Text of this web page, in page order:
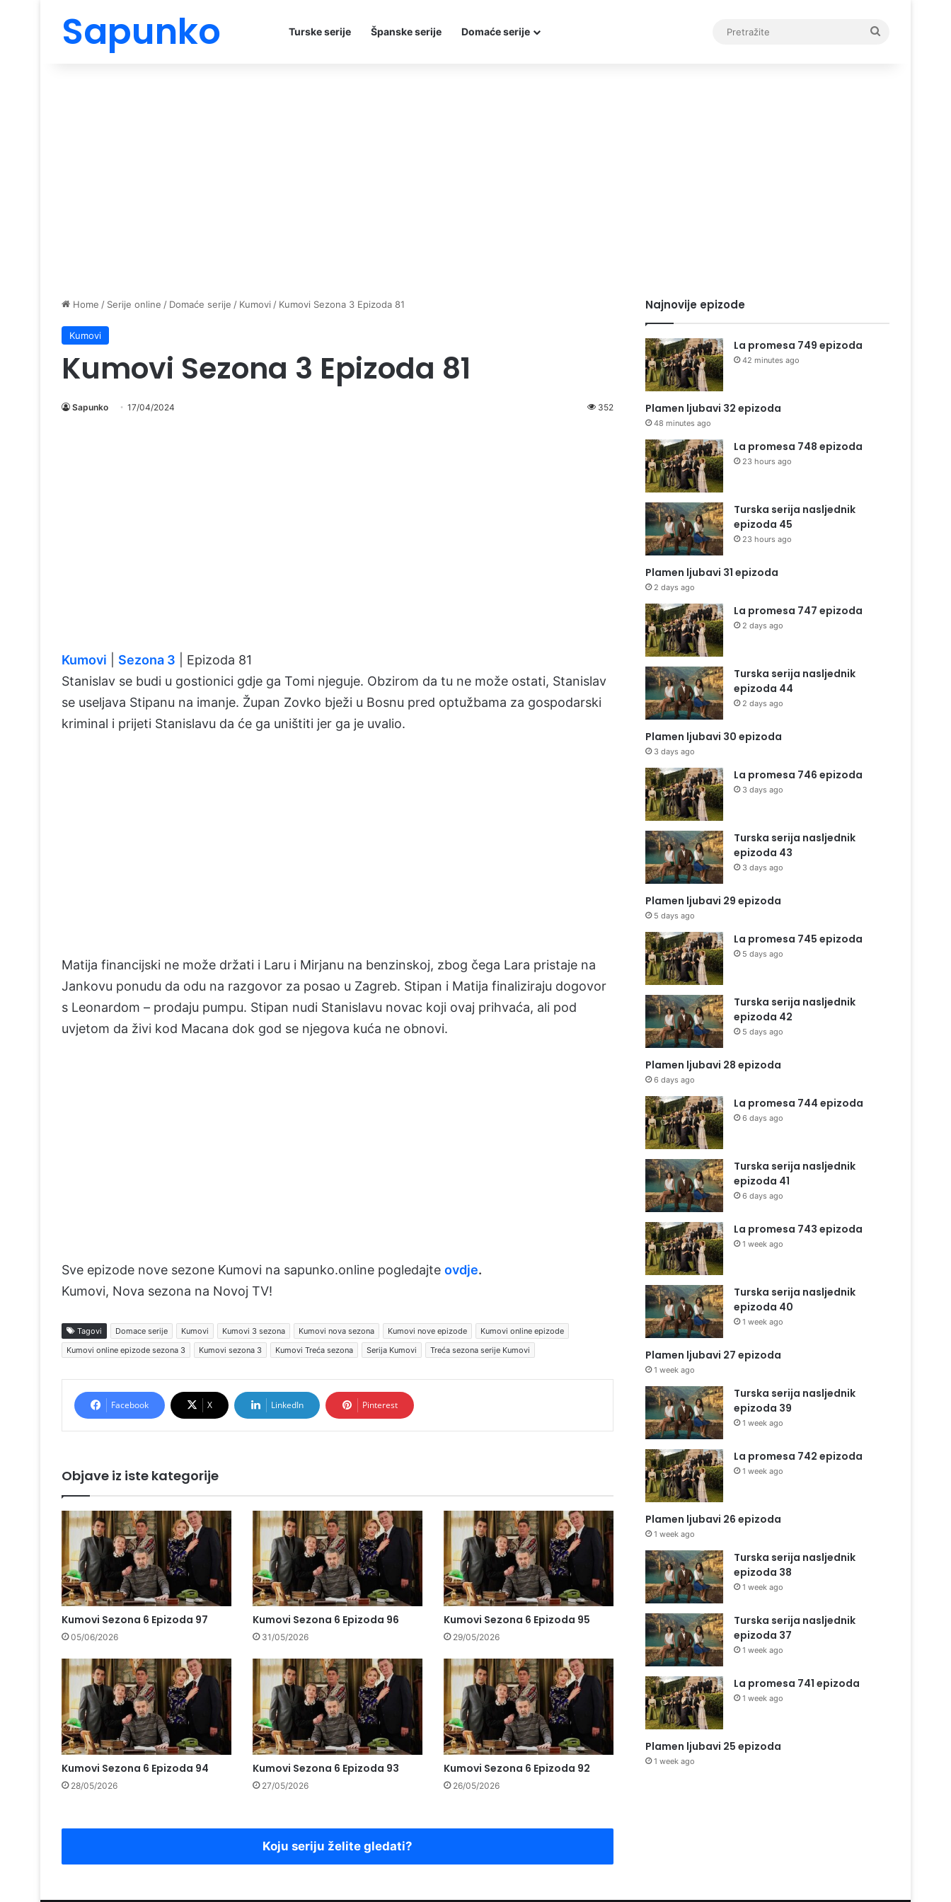
Sapunko Turske serije Španske serije Domaće serije
Home / Serije online / Domaće serije / Kumovi / Kumovi Sezona 3 Epizoda 81
Kumovi
Kumovi Sezona 3 Epizoda 81
Sapunko 17/04/2024 352
Kumovi Sezona 3 | Epizoda 81
Stanislav se budi u gostionici gdje ga Tomi njeguje. Obzirom da tu ne može ostati, Stanislav
se useljava Stipanu na imanje. Župan Zovko bježi u Bosnu pred optužbama za gospodarski
kriminal i prijeti Stanislavu da će ga uništiti jer ga je uvalio.
Matija financijski ne može držati i Laru i Mirjanu na benzinskoj, zbog čega Lara pristaje na
Jankovu ponudu da odu na razgovor za posao u Zagreb. Stipan i Matija finaliziraju dogovor
s Leonardom – prodaju pumpu. Stipan nudi Stanislavu novac koji ovaj prihvaća, ali pod
uvjetom da živi kod Macana dok god se njegova kuća ne obnovi.
Sve epizode nove sezone Kumovi na sapunko.online pogledajte ovdje.
Kumovi, Nova sezona na Novoj TV!
Tagovi Domace serije Kumovi Kumovi 3 sezona Kumovi nova sezona Kumovi nove epizode
Kumovi online epizode
Kumovi online epizode sezona 3
Kumovi sezona 3 Kumovi Treća sezona Serija Kumovi Treća sezona serije Kumovi
Facebook X LinkedIn Pinterest
Objave iz iste kategorije
Kumovi Sezona 6 Epizoda 97
05/06/2026
Kumovi Sezona 6 Epizoda 96
31/05/2026
Kumovi Sezona 6 Epizoda 95
29/05/2026
Kumovi Sezona 6 Epizoda 94
28/05/2026
Kumovi Sezona 6 Epizoda 93
27/05/2026
Kumovi Sezona 6 Epizoda 92
26/05/2026
Koju seriju želite gledati?
Najnovije epizode
La promesa 749 epizoda
42 minutes ago
Plamen ljubavi 32 epizoda
48 minutes ago
La promesa 748 epizoda
23 hours ago
Turska serija nasljednik
epizoda 45
23 hours ago
Plamen ljubavi 31 epizoda
2 days ago
La promesa 747 epizoda
2 days ago
Turska serija nasljednik
epizoda 44
2 days ago
Plamen ljubavi 30 epizoda
3 days ago
La promesa 746 epizoda
3 days ago
Turska serija nasljednik
epizoda 43
3 days ago
Plamen ljubavi 29 epizoda
5 days ago
La promesa 745 epizoda
5 days ago
Turska serija nasljednik
epizoda 42
5 days ago
Plamen ljubavi 28 epizoda
6 days ago
La promesa 744 epizoda
6 days ago
Turska serija nasljednik
epizoda 41
6 days ago
La promesa 743 epizoda
1 week ago
Turska serija nasljednik
epizoda 40
1 week ago
Plamen ljubavi 27 epizoda
1 week ago
Turska serija nasljednik
epizoda 39
1 week ago
La promesa 742 epizoda
1 week ago
Plamen ljubavi 26 epizoda
1 week ago
Turska serija nasljednik
epizoda 38
1 week ago
Turska serija nasljednik
epizoda 37
1 week ago
La promesa 741 epizoda
1 week ago
Plamen ljubavi 25 epizoda
1 week ago